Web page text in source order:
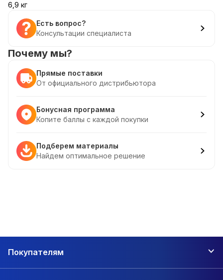
6,9 кг
Есть вопрос?
Консультации специалиста
Почему мы?
Прямые поставки
От официального дистрибьютора
Бонусная программа
Копите баллы с каждой покупки
Подберем материалы
Найдем оптимальное решение
Покупателям